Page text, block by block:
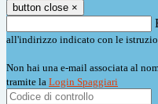
button close ×
all'indirizzo indicato con le
Non hai una e-mail associata al
tramite la Login Spaggiari